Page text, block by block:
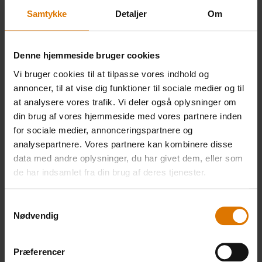
Samtykke Detaljer Om
Denne hjemmeside bruger cookies
Vi bruger cookies til at tilpasse vores indhold og
annoncer, til at vise dig funktioner til sociale medier og til
at analysere vores trafik. Vi deler også oplysninger om
din brug af vores hjemmeside med vores partnere inden
for sociale medier, annonceringspartnere og
analysepartnere. Vores partnere kan kombinere disse
data med andre oplysninger, du har givet dem, eller som
de har indsamlet fra din brug af deres tjenester.
Nødvendig
Præferencer
kombinationen af en Weber Genesis® II-gasgrill
og en tung støbejernswok helt perfekt, når man
skal lynstege derhjemme. Med denne
kombination får man ikke kun den kraftige
varme, man skal bruge, når man griller i en wok,
men også den fornødne stabilitet og kontrol.
Denne kombination er også perfekt til andre
asiatiske streetfood- klassikere – uanset om